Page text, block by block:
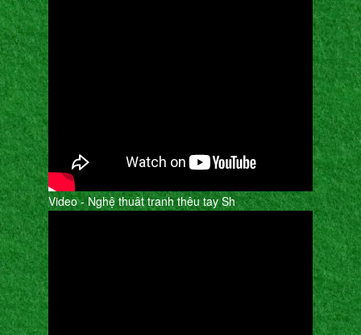
Video - Nghệ thuât tranh thêu tay Sh